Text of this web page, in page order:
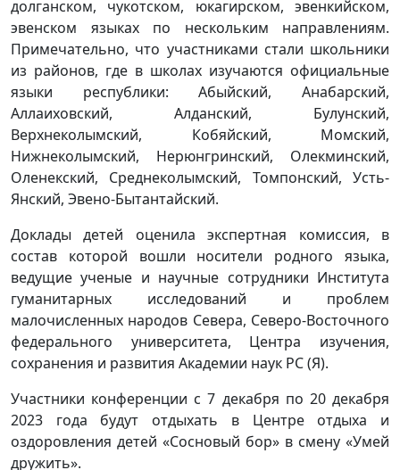
долганском, чукотском, юкагирском, эвенкийском,
эвенском языках по нескольким направлениям.
Примечательно, что участниками стали школьники
из районов, где в школах изучаются официальные
языки республики: Абыйский, Анабарский,
Аллаиховский, Алданский, Булунский,
Верхнеколымский, Кобяйский, Момский,
Нижнеколымский, Нерюнгринский, Олекминский,
Оленекский, Среднеколымский, Томпонский, Усть-
Янский, Эвено-Бытантайский.
Доклады детей оценила экспертная комиссия, в
состав которой вошли носители родного языка,
ведущие ученые и научные сотрудники Института
гуманитарных исследований и проблем
малочисленных народов Севера, Северо-Восточного
федерального университета, Центра изучения,
сохранения и развития Академии наук РС (Я).
Участники конференции с 7 декабря по 20 декабря
2023 года будут отдыхать в Центре отдыха и
оздоровления детей «Сосновый бор» в смену «Умей
дружить».